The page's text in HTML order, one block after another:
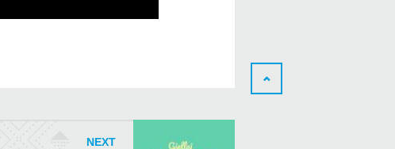
NEXT